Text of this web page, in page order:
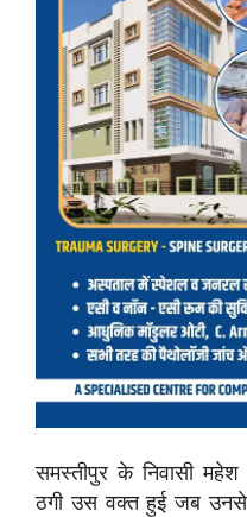
समस्तीपुर के निवासी
ठगी उस वक्त हुई जब उनसे